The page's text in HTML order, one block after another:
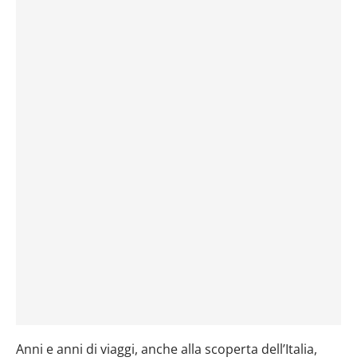
Anni e anni di viaggi, anche alla scoperta dell’Italia,